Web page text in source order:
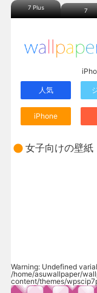
7 Plus 7
人気
iPhone
女子向けの壁紙
Warning: Undefined
/home/asuwallpaper/
content/themes/